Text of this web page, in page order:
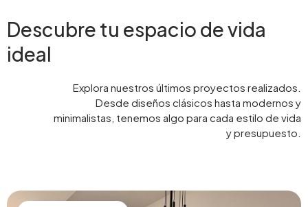
Descubre tu espacio de vida
ideal
Explora nuestros últimos proyectos realizados.
Desde diseños clásicos hasta modernos y
minimalistas, tenemos algo para cada estilo de vida
y presupuesto.